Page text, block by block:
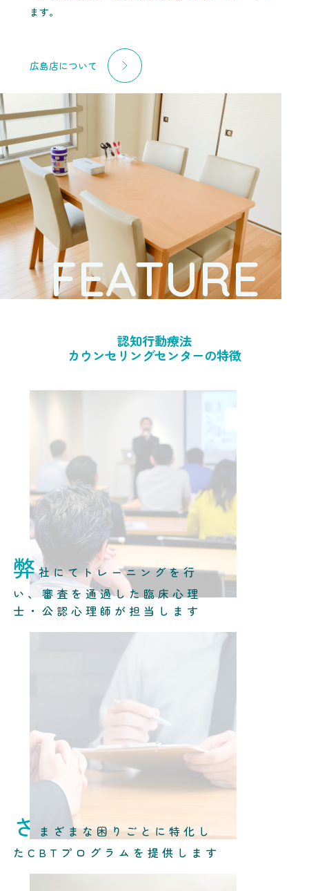
ます。
広島店について
FEATURE
認知行動療法
カウンセリングセンターの特徴
弊社にてトレーニングを行
い、審査を通過した臨床心理
士・公認心理師が担当します
さ
まざまな困りごとに特化し
たCBTプログラムを提供します